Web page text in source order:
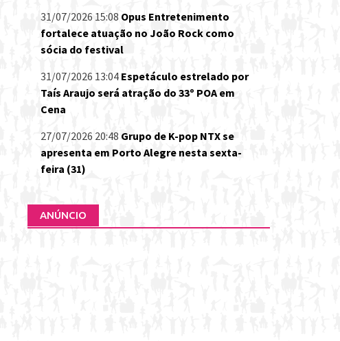
31/07/2026 15:08 Opus Entretenimento
fortalece atuação no João Rock como
sócia do festival
31/07/2026 13:04 Espetáculo estrelado por
Taís Araujo será atração do 33º POA em
Cena
27/07/2026 20:48 Grupo de K-pop NTX se
apresenta em Porto Alegre nesta sexta-
feira (31)
ANÚNCIO